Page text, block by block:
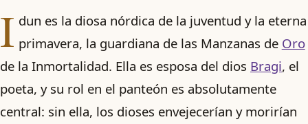
I dun es la diosa nórdica de la juventud y la eterna
primavera, la guardiana de las Manzanas de Oro
de la Inmortalidad. Ella es esposa del dios Bragi, el
poeta, y su rol en el panteón es absolutamente
central: sin ella, los dioses envejecerían y morirían